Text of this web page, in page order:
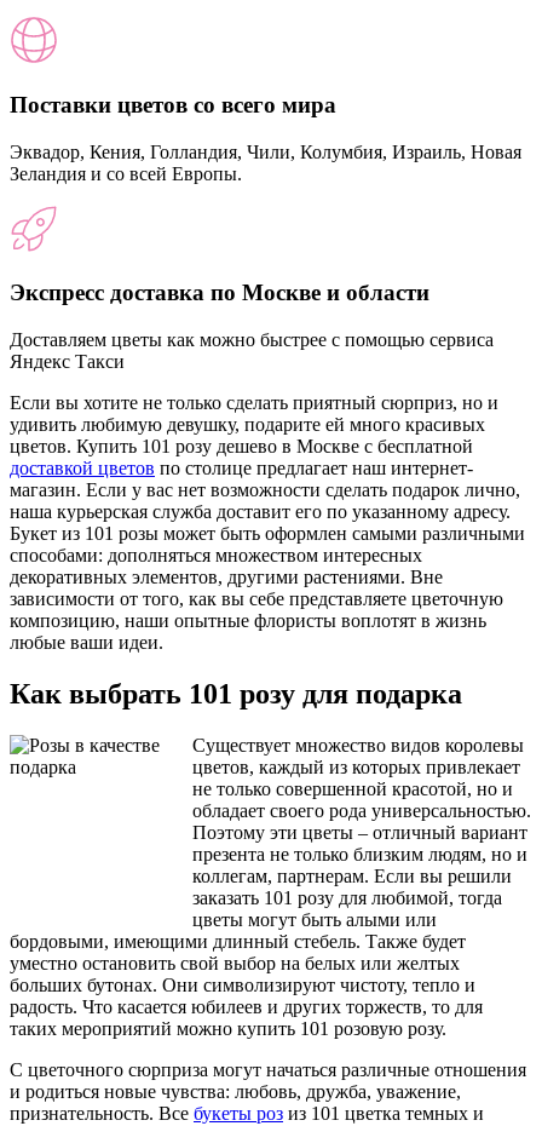
Поставки цветов со всего мира
Эквадор, Кения, Голландия, Чили, Колумбия, Израиль, Новая
Зеландия и со всей Европы.
Экспресс доставка по Москве и области
Доставляем цветы как можно быстрее с помощью сервиса
Яндекс Такси
Если вы хотите не только сделать приятный сюрприз, но и
удивить любимую девушку, подарите ей много красивых
цветов. Купить 101 розу дешево в Москве с бесплатной
доставкой цветов по столице предлагает наш интернет-
магазин. Если у вас нет возможности сделать подарок лично,
наша курьерская служба доставит его по указанному адресу.
Букет из 101 розы может быть оформлен самыми различными
способами: дополняться множеством интересных
декоративных элементов, другими растениями. Вне
зависимости от того, как вы себе представляете цветочную
композицию, наши опытные флористы воплотят в жизнь
любые ваши идеи.
Как выбрать 101 розу для подарка
Существует множество видов королевы
цветов, каждый из которых привлекает
не только совершенной красотой, но и
обладает своего рода универсальностью.
Поэтому эти цветы – отличный вариант
презента не только близким людям, но и
коллегам, партнерам. Если вы решили
заказать 101 розу для любимой, тогда
цветы могут быть алыми или
бордовыми, имеющими длинный стебель. Также будет
уместно остановить свой выбор на белых или желтых
больших бутонах. Они символизируют чистоту, тепло и
радость. Что касается юбилеев и других торжеств, то для
таких мероприятий можно купить 101 розовую розу.
С цветочного сюрприза могут начаться различные отношения
и родиться новые чувства: любовь, дружба, уважение,
признательность. Все букеты роз из 101 цветка темных и